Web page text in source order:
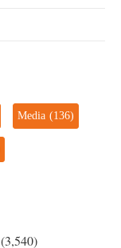
Media(136)
(3,540)